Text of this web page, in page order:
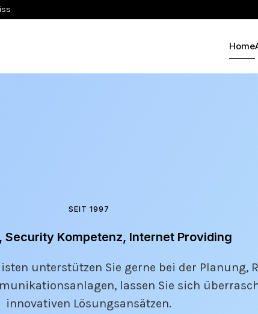
Home
SEIT 1997
Security Kompetenz, Internet Providing
unterstützen Sie gerne bei der Planung,
lassen Sie sich
innovativen Lösungsansätzen.